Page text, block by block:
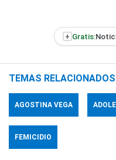
+ Gratis:
TEMAS RELACIONADOS
AGOSTINA VEGA
FEMICIDIO